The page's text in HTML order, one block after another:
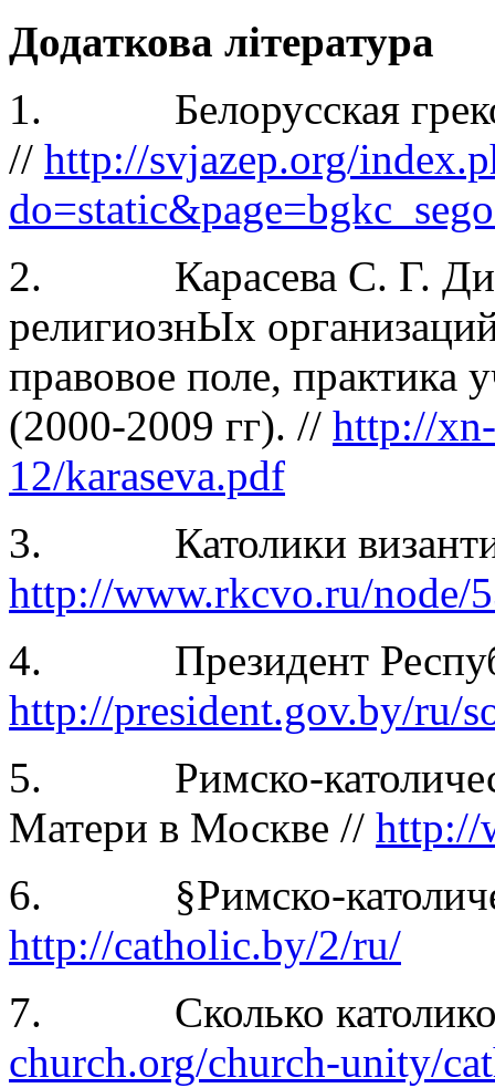
Додаткова література
1. Белорусская греко-
// http://svjazep.org/
2. Карасева С. Г.
религиознЫх
правовое поле, практика
(2000-2009 гг). // http://
12/karaseva.pdf
3. Католики
http://www.rkcvo.ru/node/
4. Президент
http://president.gov.by/ru/
5. Римско-
Матери в Москве // http://
6. §Римско-
http://catholic.by/2/ru/
7. Сколько
church.org/church-unity/